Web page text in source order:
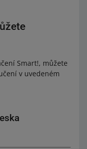
Smart!, můžete
v uvedeném